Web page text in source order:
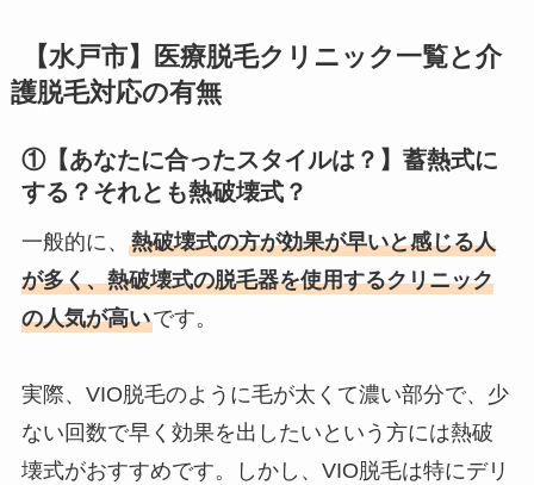
【水戸市】医療脱毛クリニック一覧と介
護脱毛対応の有無
①【あなたに合ったスタイルは？】蓄熱式に
する？それとも熱破壊式？
一般的に、 熱破壊式の方が効果が早いと感じる人
が多く、熱破壊式の脱毛器を使用するクリニック
の人気が高いです。
実際、VIO脱毛のように毛が太くて濃い部分で、少
ない回数で早く効果を出したいという方には熱破
壊式がおすすめです。しかし、VIO脱毛は特にデリ